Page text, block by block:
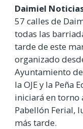
Daimiel
57 calles de
todas las
tarde de este
organizado
Ayuntamiento
la OJE y la Peña
iniciará en torno
Pabellón Ferial,
más tarde.